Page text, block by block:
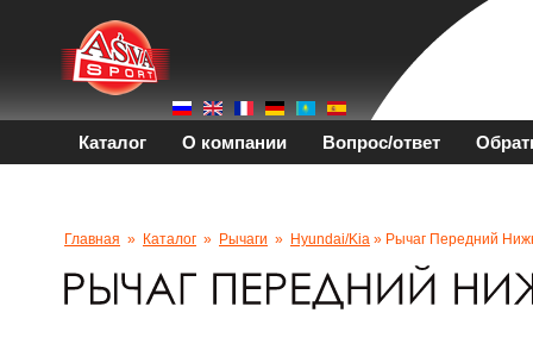
Каталог О компании Вопрос/ответ
Главная » Каталог » Рычаги » Hyundai/kia » Рычаг Передний